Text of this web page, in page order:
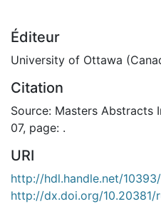
Éditeur
University of Ottawa
Citation
Source: Masters Abstracts
07, page: .
URI
http://hdl.handle.net/
http://dx.doi.org/10.20381/